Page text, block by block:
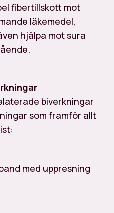
fibertillskott mot
läkemedel,
hjälpa mot sura
biverkningar
som framför allt
med uppresning